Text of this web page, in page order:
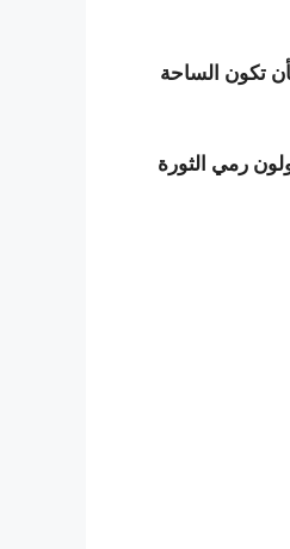
تكون الساحة
رمي الثورة